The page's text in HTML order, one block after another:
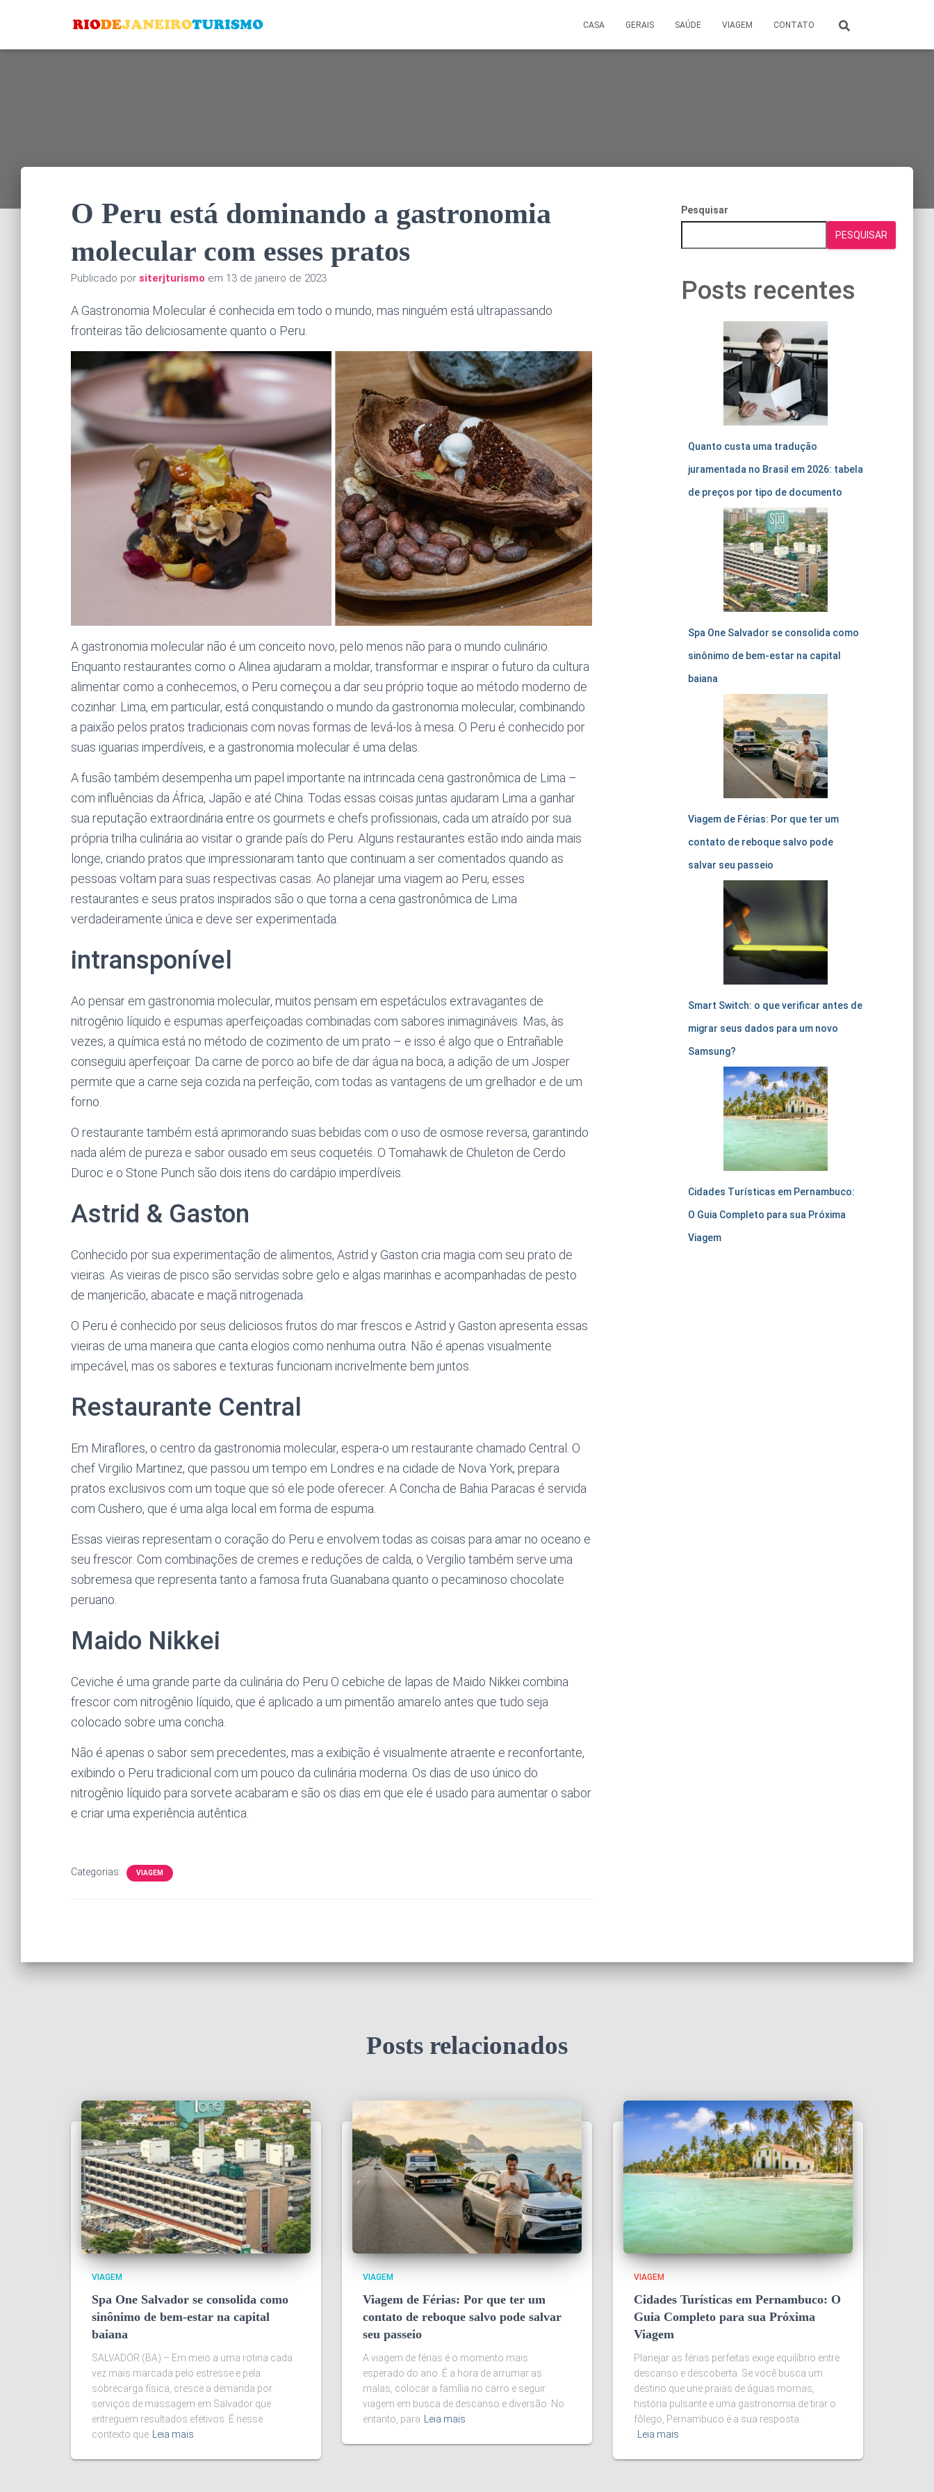
CASA GERAIS SAÚDE VIAGEM CONTATO
O Peru está dominando a gastronomia
molecular com esses pratos
Publicado por siterjturismo em 13 de janeiro de 2023
A Gastronomia Molecular é conhecida em todo o mundo, mas ninguém está ultrapassando
fronteiras tão deliciosamente quanto o Peru.
A gastronomia molecular não é um conceito novo, pelo menos não para o mundo culinário.
Enquanto restaurantes como o Alinea ajudaram a moldar, transformar e inspirar o futuro da cultura
alimentar como a conhecemos, o Peru começou a dar seu próprio toque ao método moderno de
cozinhar. Lima, em particular, está conquistando o mundo da gastronomia molecular, combinando
a paixão pelos pratos tradicionais com novas formas de levá-los à mesa. O Peru é conhecido por
suas iguarias imperdíveis, e a gastronomia molecular é uma delas.
A fusão também desempenha um papel importante na intrincada cena gastronômica de Lima –
com influências da África, Japão e até China. Todas essas coisas juntas ajudaram Lima a ganhar
sua reputação extraordinária entre os gourmets e chefs profissionais, cada um atraído por sua
própria trilha culinária ao visitar o grande país do Peru. Alguns restaurantes estão indo ainda mais
longe, criando pratos que impressionaram tanto que continuam a ser comentados quando as
pessoas voltam para suas respectivas casas. Ao planejar uma viagem ao Peru, esses
restaurantes e seus pratos inspirados são o que torna a cena gastronômica de Lima
verdadeiramente única e deve ser experimentada.
intransponível
Ao pensar em gastronomia molecular, muitos pensam em espetáculos extravagantes de
nitrogênio líquido e espumas aperfeiçoadas combinadas com sabores inimagináveis. Mas, às
vezes, a química está no método de cozimento de um prato – e isso é algo que o Entrañable
conseguiu aperfeiçoar. Da carne de porco ao bife de dar água na boca, a adição de um Josper
permite que a carne seja cozida na perfeição, com todas as vantagens de um grelhador e de um
forno.
O restaurante também está aprimorando suas bebidas com o uso de osmose reversa, garantindo
nada além de pureza e sabor ousado em seus coquetéis. O Tomahawk de Chuleton de Cerdo
Duroc e o Stone Punch são dois itens do cardápio imperdíveis.
Astrid & Gaston
Conhecido por sua experimentação de alimentos, Astrid y Gaston cria magia com seu prato de
vieiras. As vieiras de pisco são servidas sobre gelo e algas marinhas e acompanhadas de pesto
de manjericão, abacate e maçã nitrogenada.
O Peru é conhecido por seus deliciosos frutos do mar frescos e Astrid y Gaston apresenta essas
vieiras de uma maneira que canta elogios como nenhuma outra. Não é apenas visualmente
impecável, mas os sabores e texturas funcionam incrivelmente bem juntos.
Restaurante Central
Em Miraflores, o centro da gastronomia molecular, espera-o um restaurante chamado Central. O
chef Virgilio Martinez, que passou um tempo em Londres e na cidade de Nova York, prepara
pratos exclusivos com um toque que só ele pode oferecer. A Concha de Bahia Paracas é servida
com Cushero, que é uma alga local em forma de espuma.
Essas vieiras representam o coração do Peru e envolvem todas as coisas para amar no oceano e
seu frescor. Com combinações de cremes e reduções de calda, o Vergilio também serve uma
sobremesa que representa tanto a famosa fruta Guanabana quanto o pecaminoso chocolate
peruano.
Maido Nikkei
Ceviche é uma grande parte da culinária do Peru O cebiche de lapas de Maido Nikkei combina
frescor com nitrogênio líquido, que é aplicado a um pimentão amarelo antes que tudo seja
colocado sobre uma concha.
Não é apenas o sabor sem precedentes, mas a exibição é visualmente atraente e reconfortante,
exibindo o Peru tradicional com um pouco da culinária moderna. Os dias de uso único do
nitrogênio líquido para sorvete acabaram e são os dias em que ele é usado para aumentar o sabor
e criar uma experiência autêntica.
Categorias: VIAGEM
Pesquisar
PESQUISAR
Posts recentes
Quanto custa uma tradução
juramentada no Brasil em 2026: tabela
de preços por tipo de documento
Spa One Salvador se consolida como
sinônimo de bem-estar na capital
baiana
Viagem de Férias: Por que ter um
contato de reboque salvo pode
salvar seu passeio
Smart Switch: o que verificar antes de
migrar seus dados para um novo
Samsung?
Cidades Turísticas em Pernambuco:
O Guia Completo para sua Próxima
Viagem
Posts relacionados
VIAGEM
Spa One Salvador se consolida como
sinônimo de bem-estar na capital
baiana
SALVADOR (BA) – Em meio a uma rotina cada
vez mais marcada pelo estresse e pela
sobrecarga física, cresce a demanda por
serviços de massagem em Salvador que
entreguem resultados efetivos. É nesse
contexto que
Leia mais
VIAGEM
Viagem de Férias: Por que ter um
contato de reboque salvo pode salvar
seu passeio
A viagem de férias é o momento mais
esperado do ano. É a hora de arrumar as
malas, colocar a família no carro e seguir
viagem em busca de descanso e diversão. No
entanto, para
Leia mais
VIAGEM
Cidades Turísticas em Pernambuco: O
Guia Completo para sua Próxima
Viagem
Planejar as férias perfeitas exige equilíbrio entre
descanso e descoberta. Se você busca um
destino que une praias de águas mornas,
história pulsante e uma gastronomia de tirar o
fôlego, Pernambuco é a sua resposta.
Leia mais